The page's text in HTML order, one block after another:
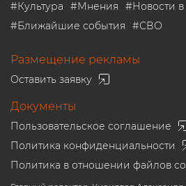
#Культура #Мнения #Новости
#Ближайшие события #СВО
Размещение рекламы
Оставить заявку
Документы
Пользовательское соглашение
Политика конфиденциальности
Политика в отношении файлов